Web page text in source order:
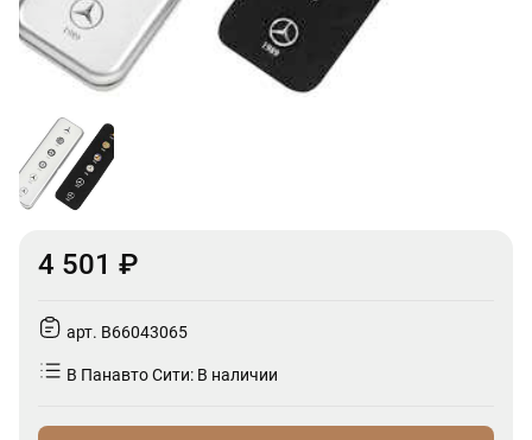
4 501 ₽
арт. B66043065
В Панавто Сити: В наличии